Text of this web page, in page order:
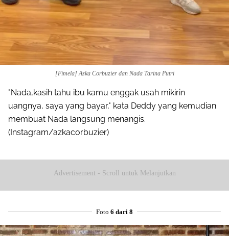
[Fimela] Azka Corbuzier dan Nada Tarina Putri
"Nada,kasih tahu ibu kamu enggak usah mikirin
uangnya, saya yang bayar," kata Deddy yang kemudian
membuat Nada langsung menangis.
(Instagram/azkacorbuzier)
Advertisement - Scroll untuk Melanjutkan
Foto 6 dari 8
Pinterest
Mail